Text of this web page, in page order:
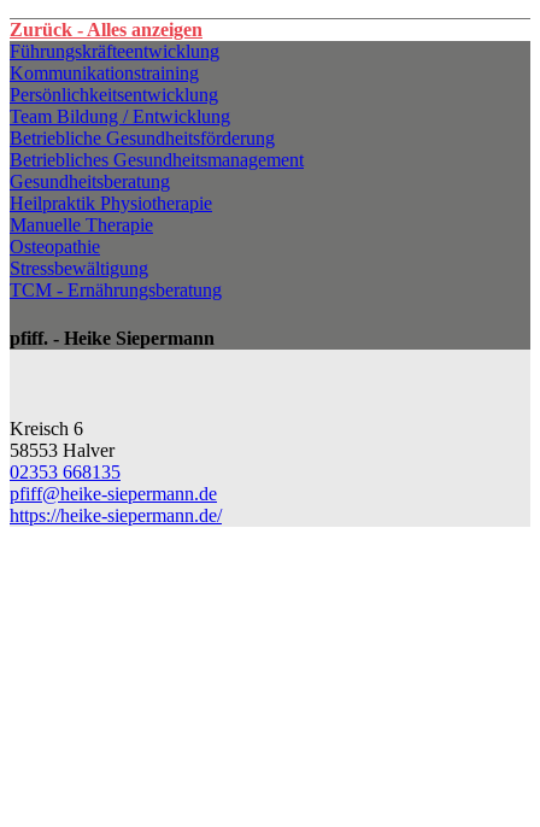
Zurück - Alles anzeigen
Führungskräfteentwicklung
Kommunikationstraining
Persönlichkeitsentwicklung
Team Bildung / Entwicklung
Betriebliche Gesundheitsförderung
Betriebliches Gesundheitsmanagement
Gesundheitsberatung
Heilpraktik Physiotherapie
Manuelle Therapie
Osteopathie
Stressbewältigung
TCM - Ernährungsberatung
pfiff. - Heike Siepermann
Kreisch 6
58553 Halver
02353 668135
pfiff@​heike-siepermann.de
https://heike-siepermann.de/